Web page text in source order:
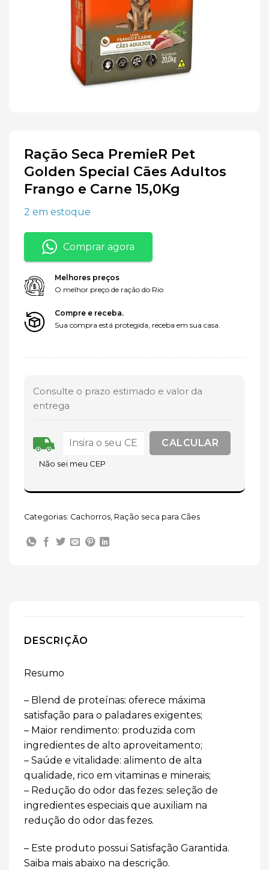
Ração Seca PremieR Pet
Golden Special Cães Adultos
Frango e Carne 15,0Kg
2 em estoque
Comprar agora
Melhores preços
O melhor preço de ração do Rio
Compre e receba.
Sua compra está protegida, receba em sua casa.
Consulte o prazo estimado e valor da
entrega
Não sei meu CEP
Categorias: Cachorros Ração seca para Cães
DESCRIÇÃO
Resumo
– Blend de proteínas: oferece máxima
satisfação para o paladares exigentes;
– Maior rendimento: produzida com
ingredientes de alto aproveitamento;
– Saúde e vitalidade: alimento de alta
qualidade, rico em vitaminas e minerais;
– Redução do odor das fezes: seleção de
ingredientes especiais que auxiliam na
redução do odor das fezes.
– Este produto possui Satisfação Garantida.
Saiba mais abaixo na descrição.